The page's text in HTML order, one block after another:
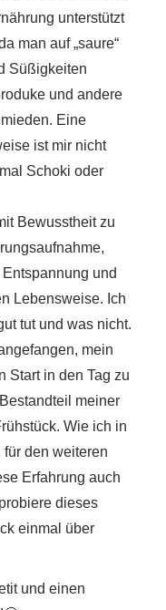
unterstützt
man auf „saure“
Süßigkeiten
und andere
Eine
ist mir nicht
Schoki oder
Bewusstheit zu
und
Lebensweise. Ich
tut und was nicht.
mein
Start in den Tag zu
meiner
Wie ich in
den weiteren
Erfahrung auch
dieses
einmal über
und einen